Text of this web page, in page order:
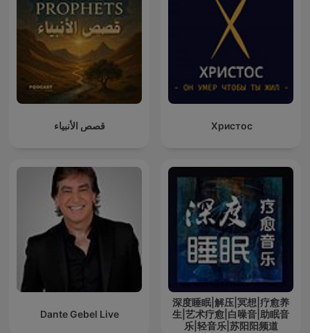
قصص الأنبياء Христос
Dante Gebel Live
深度睡眠|解压|冥想|疗愈养
生|艺术疗愈|白噪音|助眠音
乐|轻音乐|苏阳阳频道